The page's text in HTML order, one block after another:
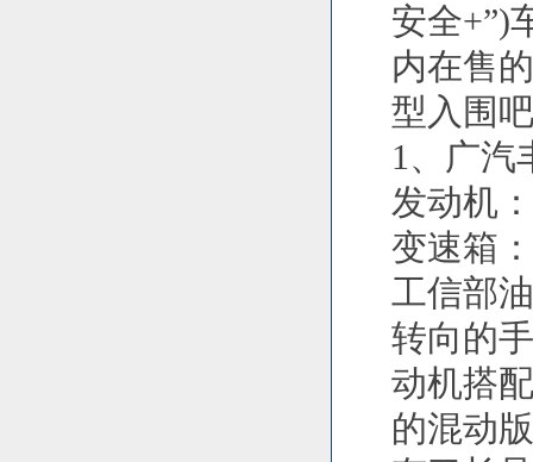
安全+”)
内在售
型入围
1、广汽
发动机
变速箱
工信部
转向的
动机搭
的混动